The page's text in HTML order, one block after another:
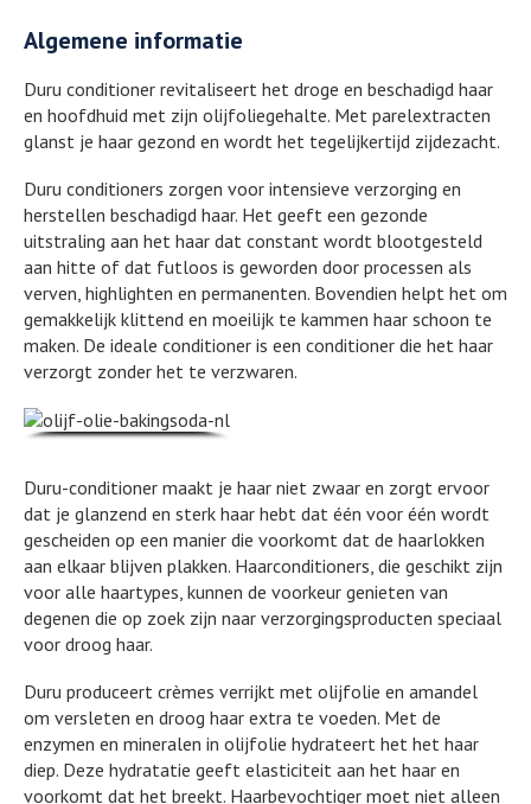
Algemene informatie
Duru conditioner revitaliseert het droge en beschadigd haar
en hoofdhuid met zijn olijfoliegehalte. Met parelextracten
glanst je haar gezond en wordt het tegelijkertijd zijdezacht.
Duru conditioners zorgen voor intensieve verzorging en
herstellen beschadigd haar. Het geeft een gezonde
uitstraling aan het haar dat constant wordt blootgesteld
aan hitte of dat futloos is geworden door processen als
verven, highlighten en permanenten. Bovendien helpt het om
gemakkelijk klittend en moeilijk te kammen haar schoon te
maken. De ideale conditioner is een conditioner die het haar
verzorgt zonder het te verzwaren.
Duru-conditioner maakt je haar niet zwaar en zorgt ervoor
dat je glanzend en sterk haar hebt dat één voor één wordt
gescheiden op een manier die voorkomt dat de haarlokken
aan elkaar blijven plakken. Haarconditioners, die geschikt zijn
voor alle haartypes, kunnen de voorkeur genieten van
degenen die op zoek zijn naar verzorgingsproducten speciaal
voor droog haar.
Duru produceert crèmes verrijkt met olijfolie en amandel
om versleten en droog haar extra te voeden. Met de
enzymen en mineralen in olijfolie hydrateert het het haar
diep. Deze hydratatie geeft elasticiteit aan het haar en
voorkomt dat het breekt. Haarbevochtiger moet niet alleen